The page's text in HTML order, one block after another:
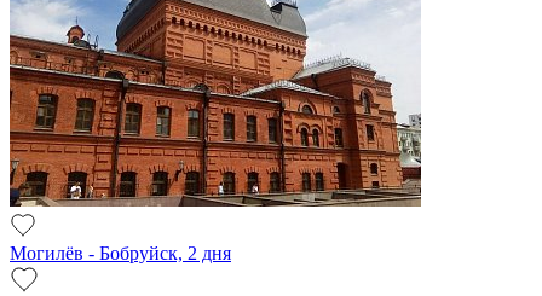
Могилёв - Бобруйск, 2 дня